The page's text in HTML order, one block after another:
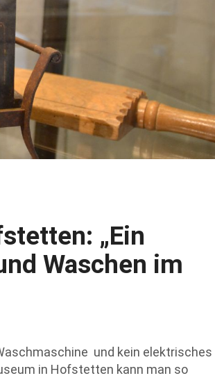
„Ein
Waschen im
und kein elektrisches
in Hofstetten kann man so